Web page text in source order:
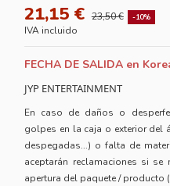
21,15 € 23,50 € -10%
IVA incluido
FECHA DE SALIDA en
JYP ENTERTAINMENT
En caso de daños o
golpes en la caja o exterior del
despegadas...) o falta de
aceptarán reclamaciones si
apertura del paquete / producto